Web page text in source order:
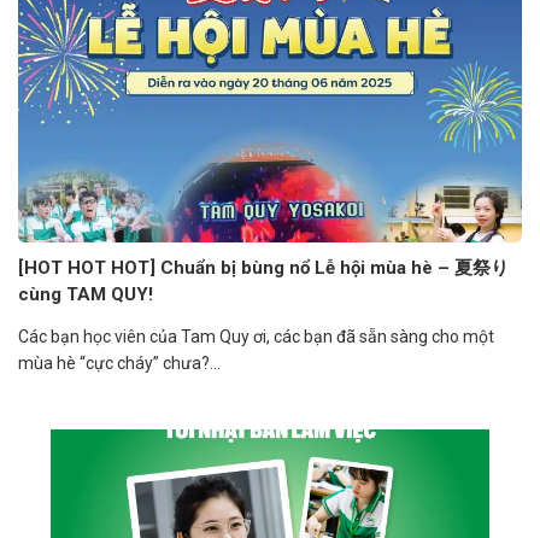
[HOT HOT HOT] Chuẩn bị bùng nổ Lễ hội mùa hè – 夏祭り
cùng TAM QUY!
Các bạn học viên của Tam Quy ơi, các bạn đã sẵn sàng cho một
mùa hè “cực cháy” chưa?...